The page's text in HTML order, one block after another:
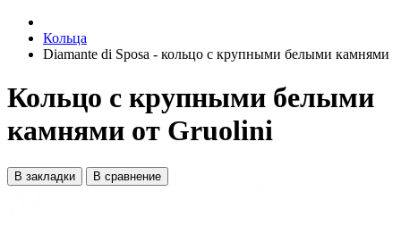
Кольца
Diamante di Sposa - кольцо с крупными белыми камнями
Кольцо с крупными белыми
камнями от Gruolini
В закладки В сравнение